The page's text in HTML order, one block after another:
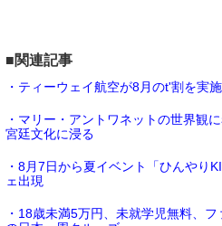
■関連記事
・ティーウェイ航空が8月のt'割を実
・マリー・アントワネットの世界観
宮廷文化に浸る
・8月7日から夏イベント「ひんやり
ェ出現
・18歳未満5万円、未就学児無料、